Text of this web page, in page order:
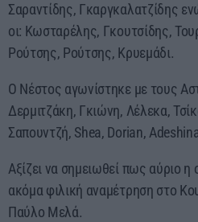
Σαραντίδης, Γκαργκαλατζίδης
οι: Κωσταρέλης, Γκουτσίδης,
Ρούτσης, Ρούτσης, Κρυεμάδι.
Ο Νέστος αγωνίστηκε με τους
Δερμιτζάκη, Γκιώνη, Λέλεκα,
Σαπουντζή, Shea, Dorian,
Αξίζει να σημειωθεί πως αύριο
ακόμα φιλική αναμέτρηση στο
Παύλο Μελά.